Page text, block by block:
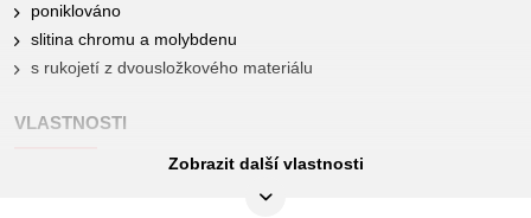
poniklováno
slitina chromu a molybdenu
s rukojetí z dvousložkového materiálu
VLASTNOSTI
s aretací
Zobrazit další vlastnosti